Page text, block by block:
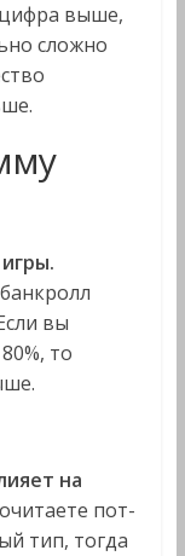
цифра выше,
сложно
вы
то
на
пот-
тип, тогда